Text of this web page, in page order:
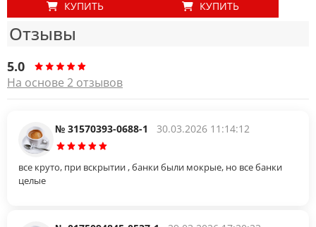
КУПИТЬ КУПИТЬ
Отзывы
5.0
На основе 2 отзывов
№ 31570393-0688-1 30.03.2026 11:14:12
все круто, при вскрытии , банки были мокрые, но все банки
целые